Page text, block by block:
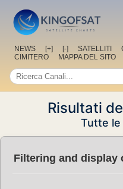
NEWS [+] [-] SATELLITI
CIMITERO
MAPPA DEL SITO
Risultati
Tutte le
Filtering and display